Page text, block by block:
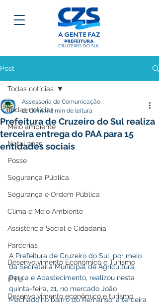
Post
Todas notícias
Meio ambiente
Natal 2025
Posse
Segurança Pública
Segurança e Ordem Pública
Clima e Meio Ambiente
Assistência Social e Cidadania
Parcerias
Desenvolvimento Econômico e Turismo
IPTU
Desenvolvimento econômico e turismo
Todas notícias
Prefeitura de Cruzeiro do Sul realiza
terceira entrega do PAA para 15
entidades sociais
Assessoria de Comunicação
22 de mai.2 min de leitura
A Prefeitura de Cruzeiro do Sul, por meio
da Secretaria Municipal de Agricultura,
Pesca e Abastecimento, realizou nesta
quinta-feira, 21, no mercado João
Machado,no bairro do Remanso, a terceira